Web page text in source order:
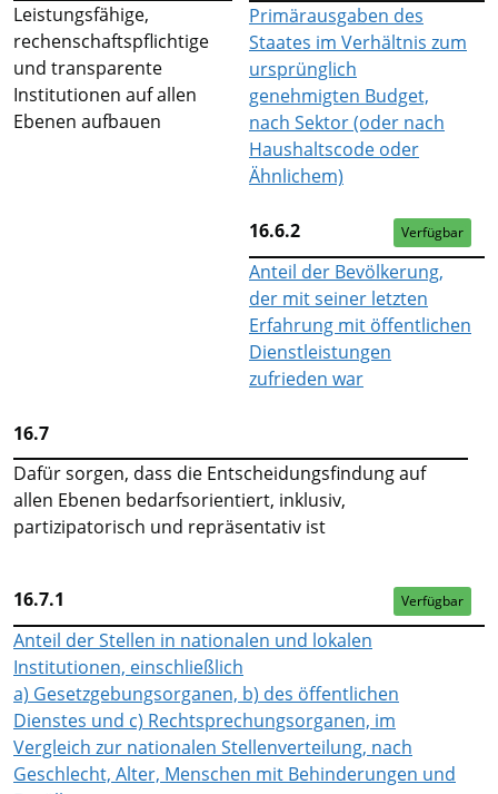
Leistungsfähige,
rechenschaftspflichtige
und transparente
Institutionen auf allen
Ebenen aufbauen
Primärausgaben des
Staates im Verhältnis zum
ursprünglich
genehmigten Budget,
nach Sektor (oder nach
Haushaltscode oder
Ähnlichem)
16.6.2 Verfügbar
Anteil der Bevölkerung,
der mit seiner letzten
Erfahrung mit öffentlichen
Dienstleistungen
zufrieden war
16.7
Dafür sorgen, dass die Entscheidungsfindung auf
allen Ebenen bedarfsorientiert, inklusiv,
partizipatorisch und repräsentativ ist
16.7.1 Verfügbar
Anteil der Stellen in nationalen und lokalen
Institutionen, einschließlich
a) Gesetzgebungsorganen, b) des öffentlichen
Dienstes und c) Rechtsprechungsorganen, im
Vergleich zur nationalen Stellenverteilung, nach
Geschlecht, Alter, Menschen mit Behinderungen und